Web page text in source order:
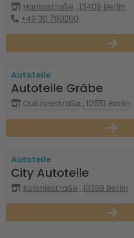
Hansastraße , 13409 Berlin
+49 30 760260
Autoteile
Autoteile Gräbe
Quitzowstraße , 10551 Berlin
Autoteile
City Autoteile
Koloniestraße , 13359 Berlin